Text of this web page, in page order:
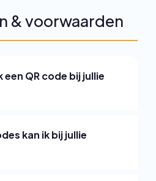
& voorwaarden
een QR code bij jullie
kan ik bij jullie